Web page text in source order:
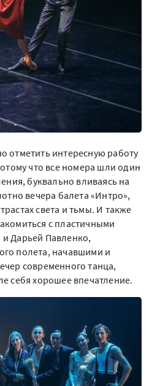
отметить интересную работу
что все номера шли один
буквально вливаясь на
вечера балета «Интро»,
света и тьмы. И также
с пластичными
Дарьей Павленко,
полета, начавшими и
современного танца,
себя хорошее впечатление.